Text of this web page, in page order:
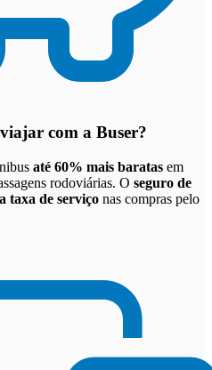
com a Buser?
até 60% mais baratas em
rodoviárias. O seguro de
taxa de serviço nas compras pelo